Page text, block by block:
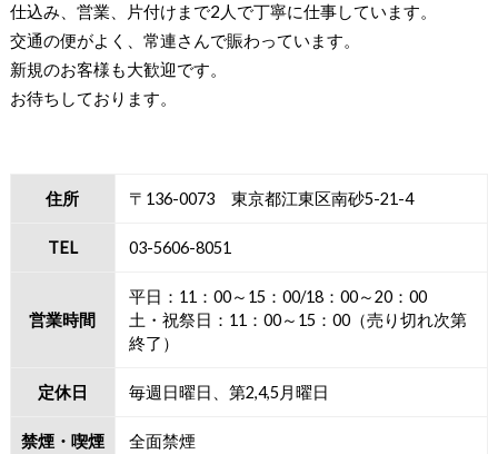
仕込み、営業、片付けまで2人で丁寧に仕事しています。
交通の便がよく、常連さんで賑わっています。
新規のお客様も大歓迎です。
お待ちしております。
住所 〒136-0073 東京都江東区南砂5-21-4
TEL 03-5606-8051
営業時間
平日：11：00～15：00/18：00～20：00
土・祝祭日：11：00～15：00（売り切れ次第
終了）
定休日 毎週日曜日、第2,4,5月曜日
禁煙・喫煙 全面禁煙